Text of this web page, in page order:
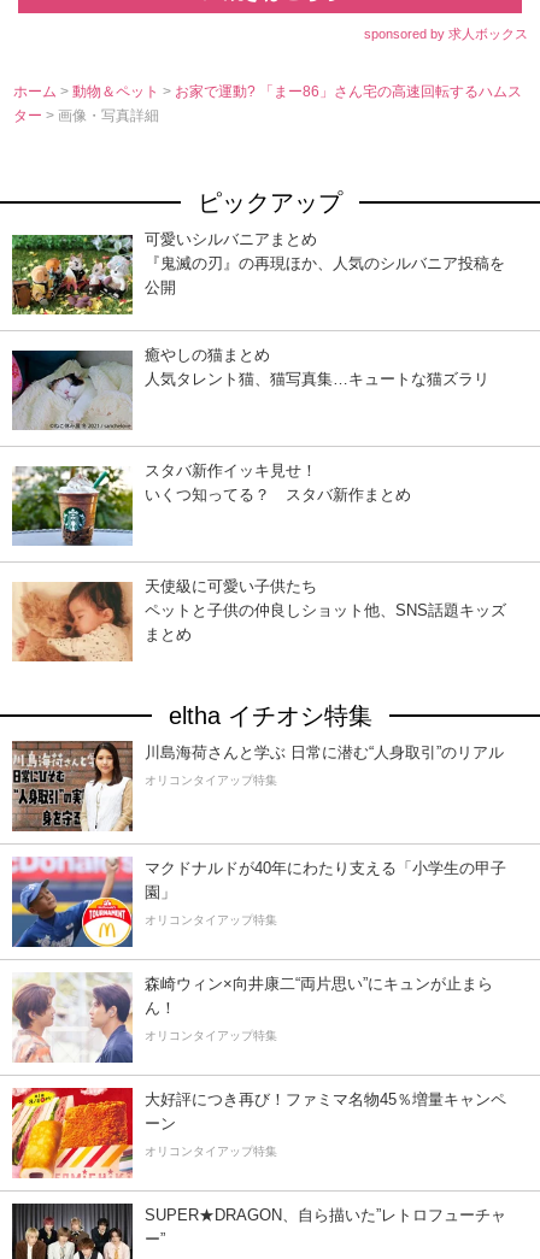
sponsored by 求人ボックス
ホーム >動物＆ペット> お家で運動? 「まー86」さん宅の高速回転するハムス
ター> 画像・写真詳細
ピックアップ
可愛いシルバニアまとめ
『鬼滅の刃』の再現ほか、人気のシルバニア投稿を
公開
癒やしの猫まとめ
人気タレント猫、猫写真集…キュートな猫ズラリ
スタバ新作イッキ見せ！
いくつ知ってる？ スタバ新作まとめ
天使級に可愛い子供たち
ペットと子供の仲良しショット他、SNS話題キッズ
まとめ
eltha イチオシ特集
川島海荷さんと学ぶ 日常に潜む“人身取引”のリアル
オリコンタイアップ特集
マクドナルドが40年にわたり支える「小学生の甲子
園」
オリコンタイアップ特集
森崎ウィン×向井康二“両片思い”にキュンが止まら
ん！
オリコンタイアップ特集
大好評につき再び！ファミマ名物45％増量キャンペ
ーン
オリコンタイアップ特集
SUPER★DRAGON、自ら描いた”レトロフューチャ
ー”